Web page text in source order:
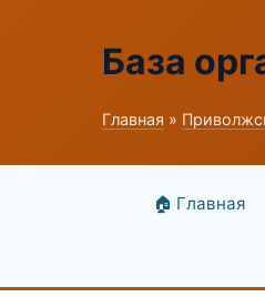
База
Главная »
🏠 Главная